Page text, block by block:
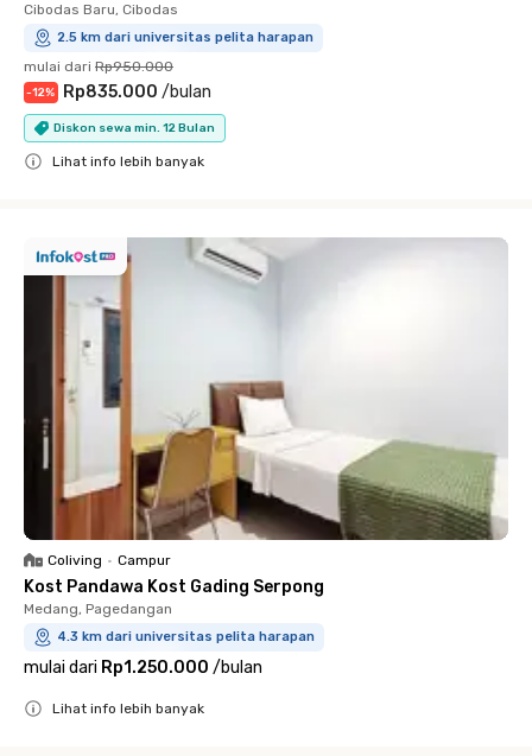
Cibodas Baru, Cibodas
2.5 km dari universitas pelita harapan
mulai dari Rp950.000
-12% Rp835.000 /bulan
Diskon sewa min. 12 Bulan
Lihat info lebih banyak
Coliving • Campur
Kost Pandawa Kost Gading Serpong
Medang, Pagedangan
4.3 km dari universitas pelita harapan
mulai dari Rp1.250.000 /bulan
Lihat info lebih banyak